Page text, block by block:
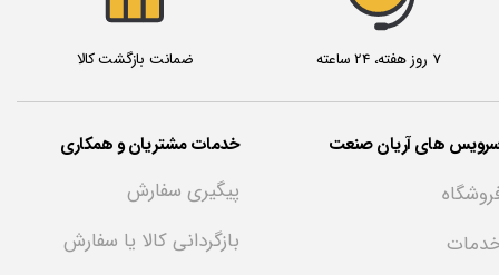
7 روز هفته، 24 ساعته ضمانت بازگشت کالا
های آریان صنعت خدمات مشتریان و همکاری
پیگیری سفارش
بازگردانی کالا یا سفارش